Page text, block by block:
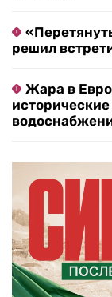
решил
Жара в